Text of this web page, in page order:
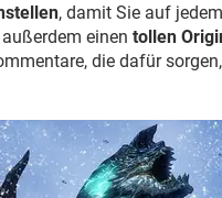
, damit Sie auf
einen tollen
die dafür